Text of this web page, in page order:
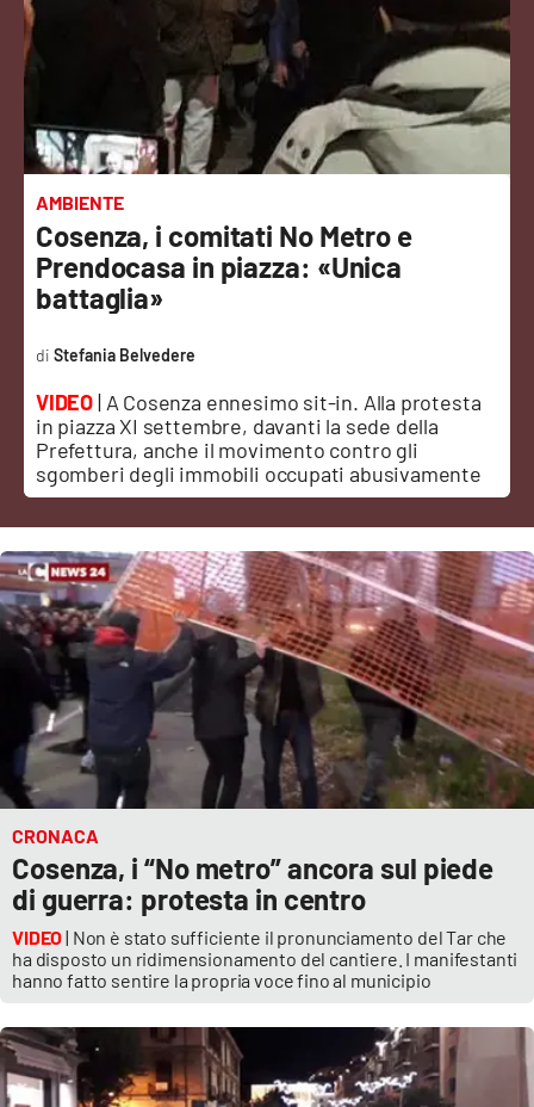
Cultura
Podcast
Meteo
Editoriali
VIDEO
Ambiente
Cronaca
Cultura
Economia e Lavoro
Politica
Sanità
Società
Sport
RUBRICHE
Good Morning Vietnam
Parchi Marini Calabria
AMBIENTE
Cosenza, i comitati No Metro e
Prendocasa in piazza: «Unica
battaglia»
VIDEO| A Cosenza ennesimo sit-in. Alla protesta
in piazza XI settembre, davanti la sede della
Prefettura, anche il movimento contro gli
sgomberi degli immobili occupati abusivamente
Stefania Belvedere
CRONACA
Cosenza, i “No metro” ancora sul piede
di guerra: protesta in centro
VIDEO| Non è stato sufficiente il pronunciamento del Tar che
ha disposto un ridimensionamento del cantiere. I manifestanti
hanno fatto sentire la propria voce fino al municipio